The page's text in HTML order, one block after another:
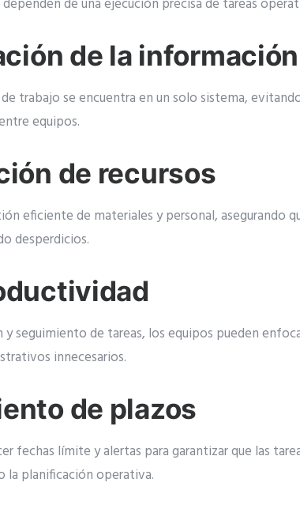
de una ejecución precisa de tareas
de la información
trabajo se encuentra en un solo sistema,
equipos.
de recursos
eficiente de materiales y personal, asegurando
desperdicios.
seguimiento de tareas, los equipos pueden
innecesarios.
de plazos
fechas límite y alertas para garantizar que las
planificación operativa.